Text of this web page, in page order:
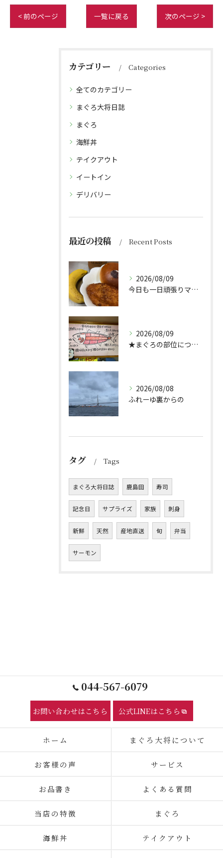
< 前のページ 一覧に戻る 次のページ >
カテゴリー Categories
全てのカテゴリー
まぐろ大将日誌
まぐろ
海鮮丼
テイクアウト
イートイン
デリバリー
最近の投稿 Recent Posts
2026/08/09
今日も一日頑張りマッスル💪
2026/08/09
★まぐろの部位について★
2026/08/08
ふれーゆ裏からの
タグ Tags
まぐろ大将日誌 鹿島田 寿司
記念日 サプライズ 家族 刺身
新鮮 天然 産地直送 旬 弁当
サーモン
044-567-6079
お問い合わせはこちら 公式LINEはこちら
ホーム まぐろ大将について
お客様の声 サービス
お品書き よくある質問
当店の特徴 まぐろ
海鮮丼 テイクアウト